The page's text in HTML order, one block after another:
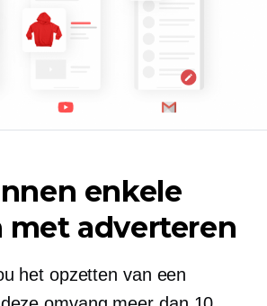
enkele
met adverteren
het opzetten van een